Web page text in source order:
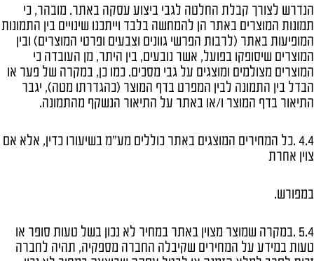
הנדרש לצורך קבלת החלטה לגבי ביצוע עסקה באתר. מובהר, כי
תמונות המוצרים באתר הן להמחשה בלבד וייתכנו שינויים בין התמונות
המופיעות באתר (לרבות הפרשי גוונים וצבעים ופרטי המוצרים) ובין
המוצרים שיסופקו בפועל, אשר נובעים, בין היתר, מן העובדה כי
המוצרים מצולמים ומוצגים על גבי מסכים. כמו כן, במקרה של פער או
הבדל בין התמונה לבין המפרט בדף המוצר (כהגדרתו מטה), יגבר
התיאור בדף המוצר ו/או באתר על התיאור הנשקף מהתמונה.
4.4 .כל המחירים המוצגים באתר כוללים מע"מ בשיעורו כדין, אלא אם
צוין אחרת
במפורש.
5.4 .במקרה שמוצר מצוין באתר במחיר לא נכון בשל טעות סופר או
טעות במידע על המחירים שקיבלה החברה מספקיה, תהיה לחברה